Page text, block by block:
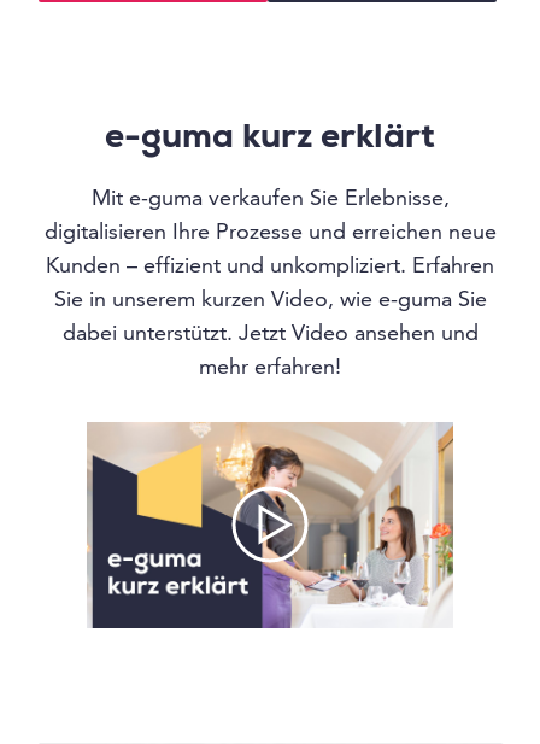
e-guma kurz erklärt
Mit e-guma verkaufen Sie Erlebnisse,
digitalisieren Ihre Prozesse und erreichen neue
Kunden – effizient und unkompliziert. Erfahren
Sie in unserem kurzen Video, wie e-guma Sie
dabei unterstützt. Jetzt Video ansehen und
mehr erfahren!